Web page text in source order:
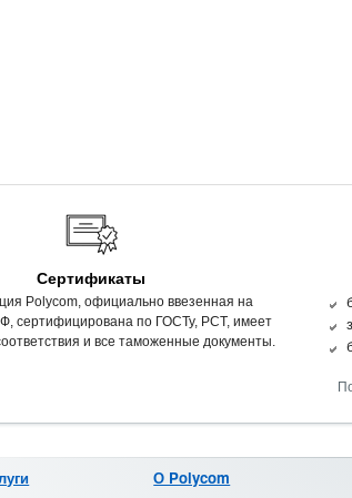
Сертификаты
Polycom, официально ввезенная на
сертифицирована по ГОСТу, РСТ, имеет
и все таможенные документы.
О Polycom